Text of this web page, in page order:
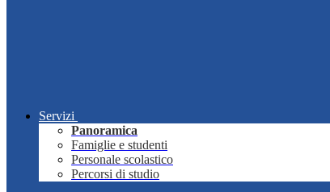
Servizi
Panoramica
Famiglie e studenti
Personale scolastico
Percorsi di studio